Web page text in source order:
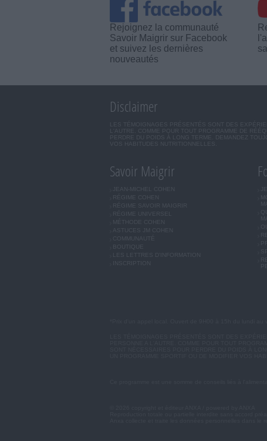
Rejoignez la communauté
Savoir Maigrir sur Facebook
et suivez les dernières
nouveautés
Disclaimer
LES TÉMOIGNAGES PRÉSENTÉS SONT DES
L'AUTRE. COMME POUR TOUT PROGRAMME DE
PERDRE DU POIDS À LONG TERME. DEMANDEZ
VOS HABITUDES NUTRITIONNELLES.
Savoir Maigrir
JEAN-MICHEL COHEN
RÉGIME COHEN
RÉGIME SAVOIR MAIGRIR
RÉGIME UNIVERSEL
MÉTHODE COHEN
ASTUCES JM COHEN
COMMUNAUTÉ
BOUTIQUE
LES LETTRES D'INFORMATION
INSCRIPTION